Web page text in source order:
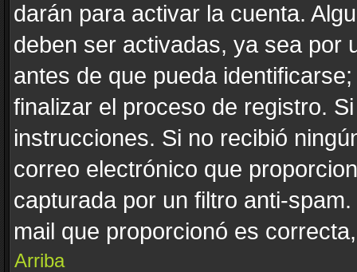
darán para activar la cuenta.
deben ser activadas, ya sea por
antes de que pueda
finalizar el proceso de registro.
instrucciones. Si no recibió
correo electrónico que
capturada por un filtro anti-
mail que proporcionó es
Arriba